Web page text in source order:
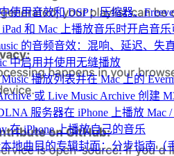
使用音效和 DSP：压缩器、
iPad 和 Mac 上播放音乐时开启音
的音频音效：混响、延迟、失
中启用并使用无缝播放
播放列表并在 Mac 上的
或 Live Music Archive 创建
服务器在 iPhone 上播放 Mac
在 iPhone 上播放自己的音乐
地曲目的专辑封面：分步指南（